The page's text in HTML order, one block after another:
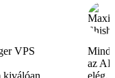
VPS
kiválóan
az AI-
elég,